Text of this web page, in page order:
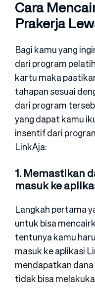
Cara
Prakerja
Bagi kamu yang
dari program
kartu maka
tahapan sesuai
dari program
yang dapat kamu
insentif dari
LinkAja:
1. Memastikan
masuk ke
Langkah pertama
untuk bisa
tentunya kamu
masuk ke aplikasi
mendapatkan
tidak bisa